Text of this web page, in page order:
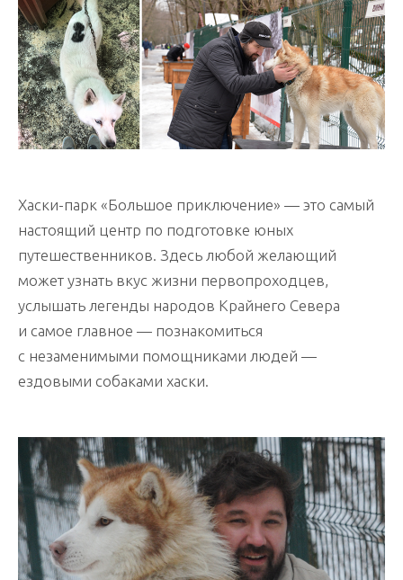
Хаски-парк «Большое приключение» — это самый
настоящий центр по подготовке юных
путешественников. Здесь любой желающий
может узнать вкус жизни первопроходцев,
услышать легенды народов Крайнего Севера
и самое главное — познакомиться
с незаменимыми помощниками людей —
ездовыми собаками хаски.